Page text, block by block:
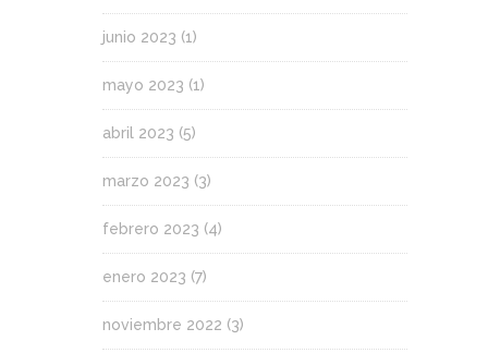
junio 2023 (1)
mayo 2023 (1)
abril 2023 (5)
marzo 2023 (3)
febrero 2023 (4)
enero 2023 (7)
noviembre 2022 (3)